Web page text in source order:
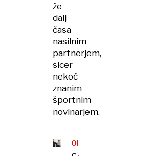
že
dalj
časa
nasilnim
partnerjem,
sicer
nekoč
znanim
športnim
novinarjem.
OPROŠČENA